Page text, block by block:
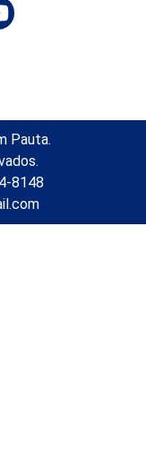
Pauta.
8148